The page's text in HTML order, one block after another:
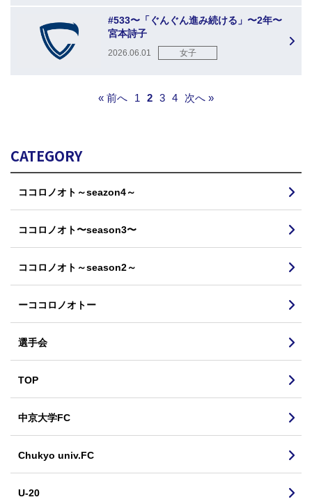
#533〜「ぐんぐん進み続ける」〜2年〜
宮本詩子
2026.06.01 女子
« 前へ 1 2 3 4 次へ »
CATEGORY
ココロノオト～seazon4～
ココロノオト〜season3〜
ココロノオト～season2～
ーココロノオトー
選手会
TOP
中京大学FC
Chukyo univ.FC
U-20